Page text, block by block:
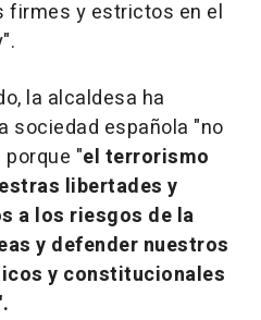
firmes y estrictos en el
la alcaldesa ha
sociedad española "no
"el terrorismo
libertades y
a los riesgos de la
y defender nuestros
y constitucionales